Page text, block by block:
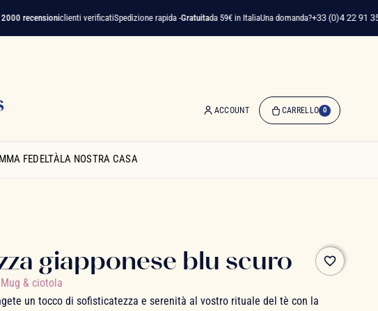
recensioniclienti verificatiSpedizione rapida -Gratuitada 59€ in ItaliaUna domanda?+33 (0)4 22 91 35 75
ACCOUNT CARRELLO 0
FEDELTÀLA NOSTRA CASA
favorite_border
giapponese blu scuro
& ciotola
un tocco di sofisticatezza e serenità al vostro rituale del tè con la